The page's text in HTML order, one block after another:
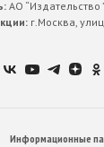
АО “Издательство
г.Москва,
Информационные